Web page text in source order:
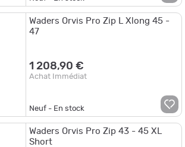
Waders Orvis Pro Zip L Xlong 45 -
47
1 208,90 €
Achat Immédiat
Neuf - En stock
Waders Orvis Pro Zip 43 - 45 XL
Short